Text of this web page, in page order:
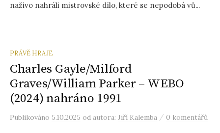
naživo nahráli mistrovské dílo, které se nepodobá vů...
PRÁVĚ HRAJE
Charles Gayle/Milford
Graves/William Parker – WEBO
(2024) nahráno 1991
Publikováno 5.10.2025 od autora: Jiří Kalemba / 0 komentářů